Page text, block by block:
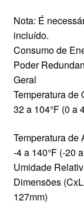
Nota: É
incluído.
Consumo de
Poder
Geral
Temperatura de
32 a 104°F (0 a
Temperatura de
-4 a 140°F (-20
Umidade
Dimensões
127mm)